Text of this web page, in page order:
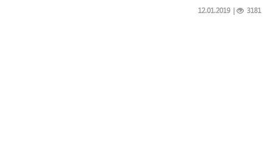
| 3181
12.01.2019